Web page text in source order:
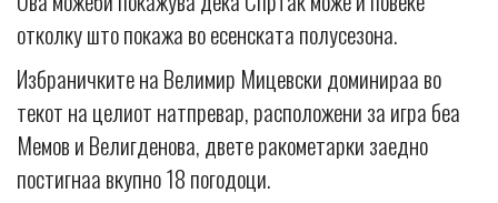
отколку што покажа во есенската полусезона.
Избраничките на Велимир Мицевски доминираа во
текот на целиот натпревар, расположени за игра беа
Мемов и Велигденова, двете ракометарки заедно
постигнаа вкупно 18 погодоци.